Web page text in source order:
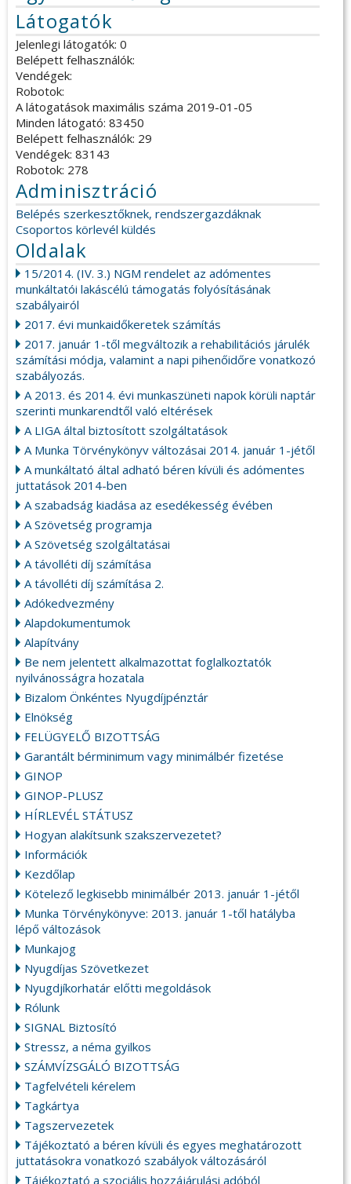
Látogatók
Jelenlegi látogatók: 0
Belépett felhasználók:
Vendégek:
Robotok:
A látogatások maximális száma 2019-01-05
Minden látogató: 83450
Belépett felhasználók: 29
Vendégek: 83143
Robotok: 278
Adminisztráció
Belépés szerkesztőknek, rendszergazdáknak
Csoportos körlevél küldés
Oldalak
15/2014. (IV. 3.) NGM rendelet az adómentes
munkáltatói lakáscélú támogatás folyósításának
szabályairól
2017. évi munkaidőkeretek számítás
2017. január 1-től megváltozik a rehabilitációs járulék
számítási módja, valamint a napi pihenőidőre vonatkozó
szabályozás.
A 2013. és 2014. évi munkaszüneti napok körüli naptár
szerinti munkarendtől való eltérések
A LIGA által biztosított szolgáltatások
A Munka Törvénykönyv változásai 2014. január 1-jétől
A munkáltató által adható béren kívüli és adómentes
juttatások 2014-ben
A szabadság kiadása az esedékesség évében
A Szövetség programja
A Szövetség szolgáltatásai
A távolléti díj számítása
A távolléti díj számítása 2.
Adókedvezmény
Alapdokumentumok
Alapítvány
Be nem jelentett alkalmazottat foglalkoztatók
nyilvánosságra hozatala
Bizalom Önkéntes Nyugdíjpénztár
Elnökség
FELÜGYELŐ BIZOTTSÁG
Garantált bérminimum vagy minimálbér fizetése
GINOP
GINOP-PLUSZ
HÍRLEVÉL STÁTUSZ
Hogyan alakítsunk szakszervezetet?
Információk
Kezdőlap
Kötelező legkisebb minimálbér 2013. január 1-jétől
Munka Törvénykönyve: 2013. január 1-től hatályba
lépő változások
Munkajog
Nyugdíjas Szövetkezet
Nyugdjíkorhatár előtti megoldások
Rólunk
SIGNAL Biztosító
Stressz, a néma gyilkos
SZÁMVÍZSGÁLÓ BIZOTTSÁG
Tagfelvételi kérelem
Tagkártya
Tagszervezetek
Tájékoztató a béren kívüli és egyes meghatározott
juttatásokra vonatkozó szabályok változásáról
Tájékoztató a szociális hozzájárulási adóból